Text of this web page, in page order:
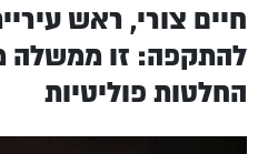
חיים צורי, ראש
להתקפה: זו ממשלה
החלטות פוליטיות